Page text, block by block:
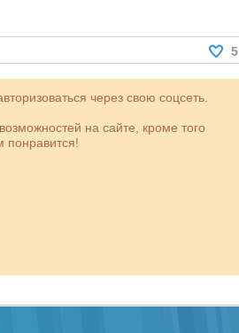
5
через свою соцсеть.
на сайте, кроме того
понравится!